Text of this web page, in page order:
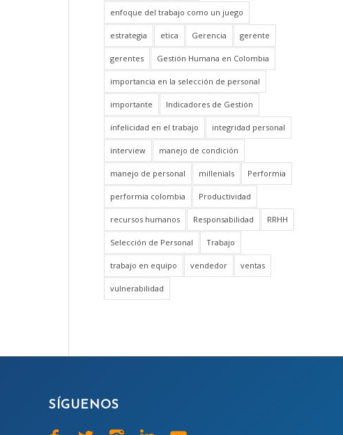
enfoque del trabajo como un juego
estrategia etica Gerencia gerente
gerentes Gestión Humana en Colombia
importancia en la selección de personal
importante Indicadores de Gestión
infelicidad en el trabajo integridad personal
interview manejo de condición
manejo de personal millenials Performia
performia colombia Productividad
recursos humanos Responsabilidad RRHH
Selección de Personal Trabajo
trabajo en equipo vendedor ventas
vulnerabilidad
SÍGUENOS